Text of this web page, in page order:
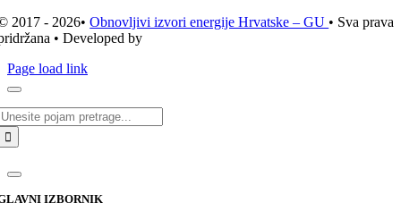
2017 - 2026•Obnovljivi izvori energije Hrvatske – GU • Sva prava
• Developed by
Page load link
IZBORNIK